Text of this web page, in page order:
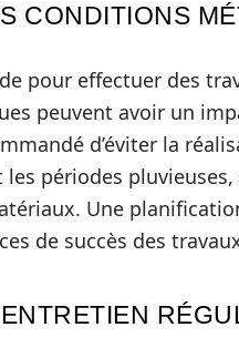
CONDITIONS
pour effectuer des
peuvent avoir un
d’éviter la
périodes
Une
de succès des